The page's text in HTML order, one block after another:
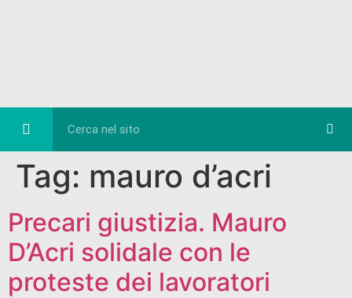
Tag: mauro d’acri
Precari giustizia. Mauro
D’Acri solidale con le
proteste dei lavoratori